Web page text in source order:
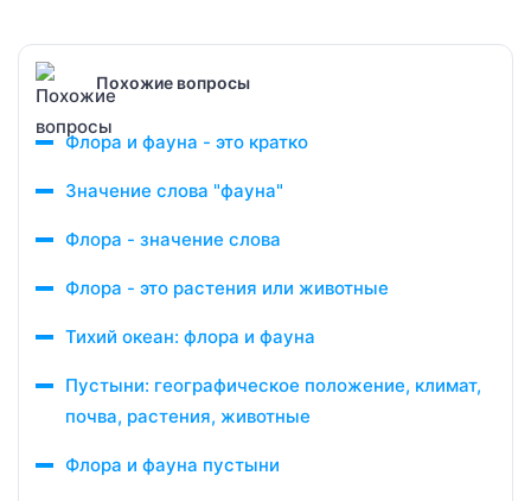
Похожие вопросы
Флора и фауна - это кратко
Значение слова "фауна"
Флора - значение слова
Флора - это растения или животные
Тихий океан: флора и фауна
Пустыни: географическое положение, климат,
почва, растения, животные
Флора и фауна пустыни